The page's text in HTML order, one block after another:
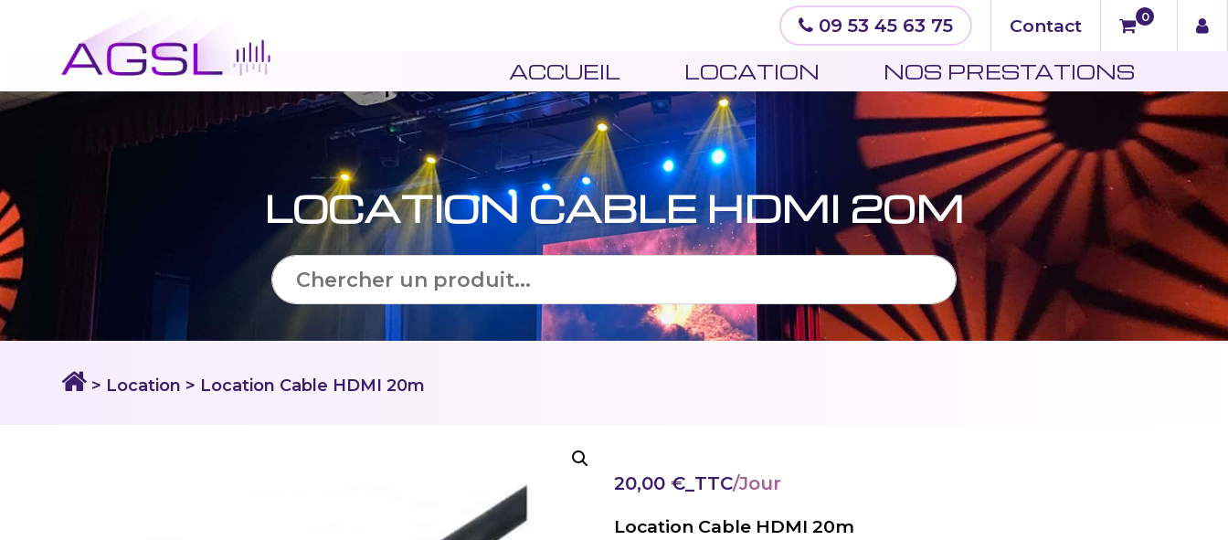
09 53 45 63 75 Contact 0
ACCUEIL LOCATION NOS PRESTATIONS
LOCATION CABLE HDMI 20M
> Location > Location Cable HDMI 20m
20,00 €_TTC
Location Cable HDMI 20m